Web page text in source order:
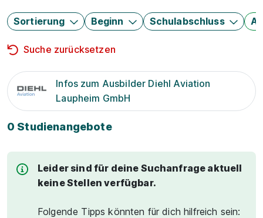
Sortierung Beginn Schulabschluss
Suche zurücksetzen
Infos zum Ausbilder Diehl Aviation
Laupheim GmbH
0 Studienangebote
Leider sind für deine Suchanfrage aktuell
keine Stellen verfügbar.
Folgende Tipps könnten für dich hilfreich sein: